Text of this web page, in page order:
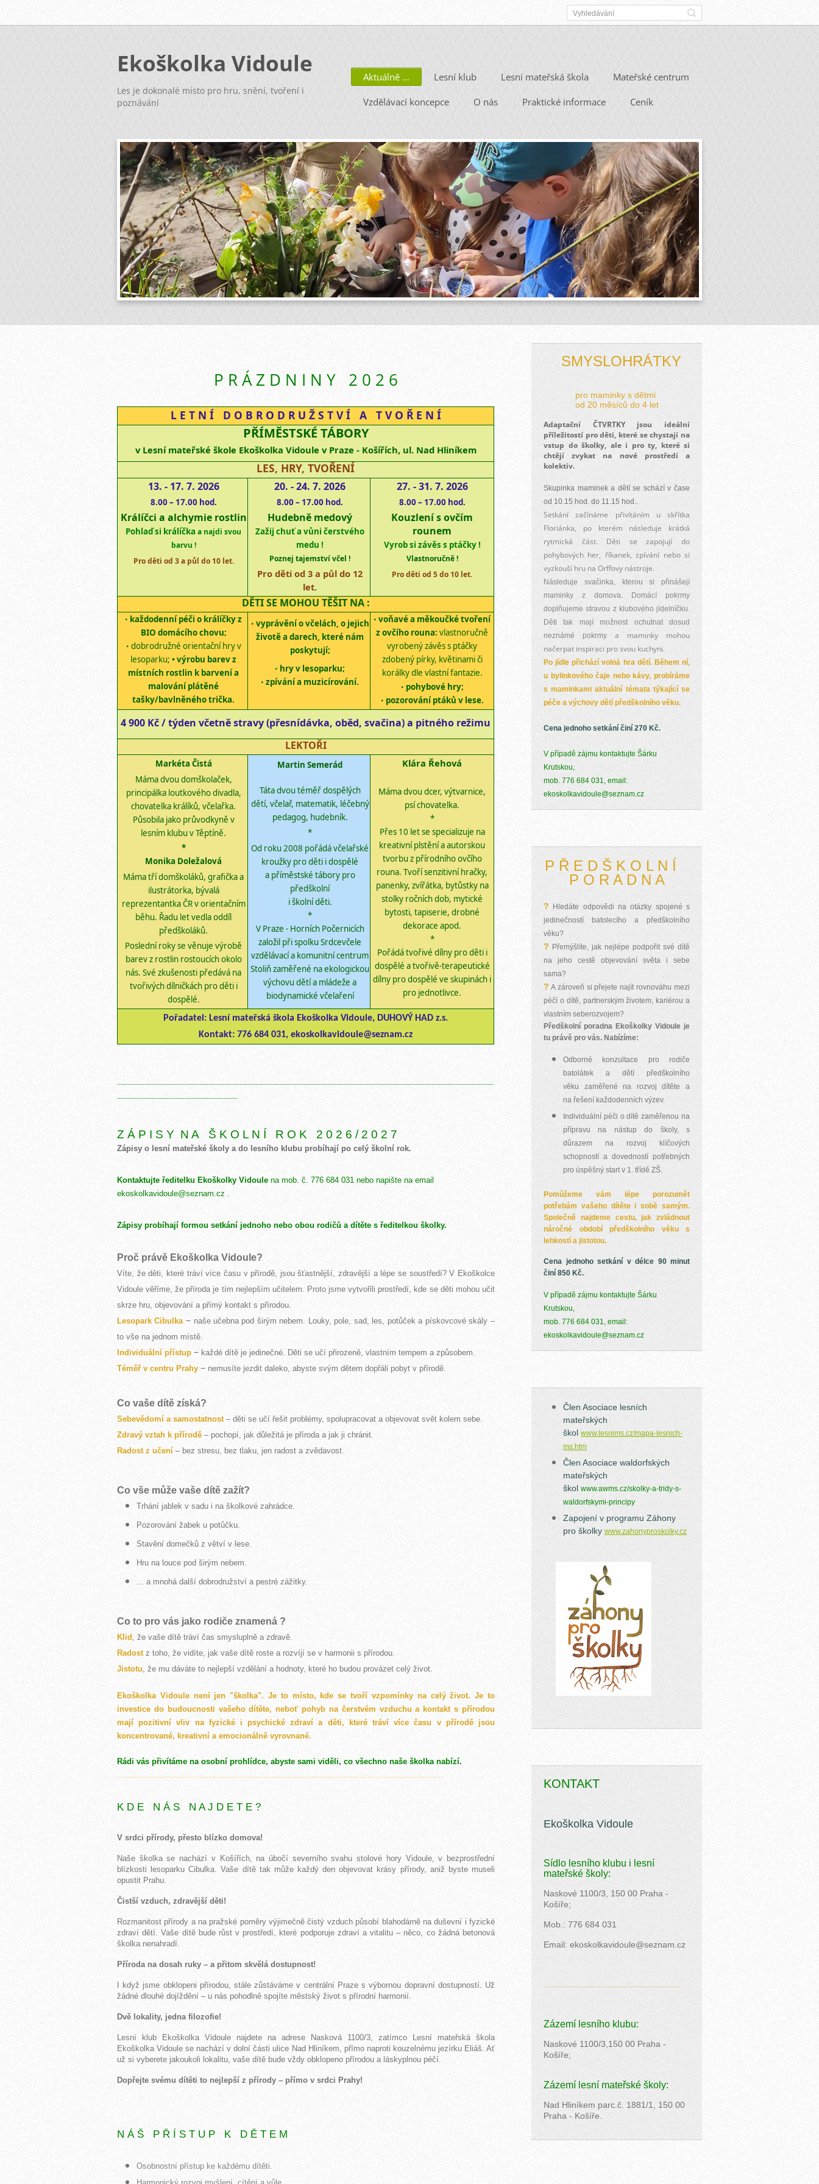
Ekoškolka Vidoule
Les je dokonalé místo pro hru, snění, tvoření i
poznávání
Aktuálně ... Lesní klub Lesní mateřská škola Mateřské centrum
Vzdělávací koncepce O nás Praktické informace Ceník
P R Á Z D N I N Y 2 0 2 6
L E T N Í D O B R O D R U Ž S T V Í A T V O Ř E N Í
PŘÍMĚSTSKÉ TÁBORY
v Lesní mateřské škole Ekoškolka Vidoule v Praze - Košířích, ul. Nad Hliníkem
LES, HRY, TVOŘENÍ
13. - 17. 7. 2026
8.00 – 17.00 hod.
Králíčci a alchymie rostlin
Pohlaď si králíčkaa najdi svou
barvu !
Pro děti od 3 a půl do 10 let.
20. - 24. 7. 2026
8.00 – 17.00 hod.
Hudebně medový
Zažij chuť a vůni čerstvého
medu !
Poznej tajemství včel !
Pro děti od 3 a půl do 12
let.
27. - 31. 7. 2026
8.00 – 17.00 hod.
Kouzlení s ovčím
rounem
Vyrob si závěs s ptáčky !
Vlastnoručně !
Pro děti od 5 do 10 let.
DĚTI SE MOHOU TĚŠIT NA :
• každodenní péči o králíčky z
BIO domácího chovu;
• dobrodružné orientační hryv
lesoparku;• výrobu barev z
místních rostlin k barvení a
malování plátěné
tašky/bavlněného trička.
• vyprávění o včelách, o jejich
životě a darech, které nám
poskytují;
• hry v lesoparku;
•zpívání a muzicírování.
• voňavé a měkoučké tvoření
z ovčího rouna: vlastnoručně
vyrobenýzávěss ptáčky
zdobenýpírky, květinami či
korálky dle vlastnífantazie.
• pohybové hry;
• pozorování ptáků v lese.
4900 Kč / týden včetně stravy(přesnídávka, oběd, svačina)a pitného režimu
LEKTOŘI
Markéta Čistá
Mámadvoudomškolaček,
principálka loutkového divadla,
chovatelka králíků, včelařka.
Působila jako průvodkyně v
lesním klubu v Těptíně.
*
Monika Doležalová
Máma tří domškoláků, grafička a
ilustrátorka, bývalá
reprezentantka ČR v orientačním
běhu. Řadu let vedla oddíl
předškoláků.
Poslední roky se věnuje výrobě
barev z rostlin rostoucích okolo
nás. Své zkušenosti předává na
tvořivých dílničkách pro děti i
dospělé.
Martin Semerád
Táta dvou téměř dospělých
dětí, včelař, matematik, léčebný
pedagog, hudebník.
*
Od roku 2008 pořádá včelařské
kroužky pro děti i dospělé
a příměstské tábory pro
předškolní
i školní děti.
*
VPraze - Horních Počernicích
založil při spolku Srdcevčele
vzdělávacía komunitnícentrum
Stoliň zaměřené na ekologickou
výchovu dětí a mládežea
biodynamické včelaření
Klára Řehová
Máma dvou dcer, výtvarnice,
psí chovatelka.
*
Přes 10 let se specializuje na
kreativní plstění a autorskou
tvorbuz přírodního ovčího
rouna. Tvoří senzitivní hračky,
panenky, zvířátka, bytůstky na
stolky ročních dob, mytické
bytosti, tapiserie, drobné
dekorace apod.
*
Pořádá tvořivé dílny pro děti i
dospělé a tvořivě-terapeutické
dílny pro dospělé ve skupinách i
pro jednotlivce.
Pořadatel: Lesní mateřská škola Ekoškolka Vidoule, DUHOVÝ HAD z.s.
Kontakt: 776 684 031, ekoskolkavidoule@seznam.cz
--------------------------------------------------------------------------------------------------------------------------------------------------------------------------------------------------------------
------------------------------------------------------------------
Z Á P I S Y N A Š K O L N Í R O K 2 0 2 6 / 2 0 2 7
Zápisy o lesní mateřské školy a do lesního klubu probíhají po celý školní rok.
Kontaktujte ředitelku Ekoškolky Vidoule na mob. č. 776 684 031 nebo napište na email
ekoskolkavidoule@seznam.cz .
Zápisy probíhají formou setkání jednoho nebo obou rodičů a dítěte s ředitelkou školky.
Proč právě Ekoškolka Vidoule?
Víte, že děti, které tráví více času v přírodě, jsou šťastnější, zdravější a lépe se soustředí? V Ekoškolce
Vidoule věříme, že příroda je tím nejlepším učitelem. Proto jsme vytvořili prostředí, kde se děti mohou učit
skrze hru, objevování a přímý kontakt s přírodou.
Lesopark Cibulka– naše učebna pod širým nebem. Louky, pole, sad, les, potůček a pískovcové skály –
to vše na jednom místě.
Individuální přístup – každé dítě je jedinečné. Děti se učí přirozeně, vlastním tempem a způsobem.
Téměř v centru Prahy – nemusíte jezdit daleko, abyste svým dětem dopřáli pobyt v přírodě.
Co vaše dítě získá?
Sebevědomí a samostatnost – děti se učí řešit problémy, spolupracovat a objevovat svět kolem sebe.
Zdravý vztah k přírodě – pochopí, jak důležitá je příroda a jak ji chránit.
Radost z učení – bez stresu, bez tlaku, jen radost a zvědavost.
Co vše může vaše dítě zažít?
Trhání jablek v sadu i na školkové zahrádce.
Pozorování žabek u potůčku.
Stavění domečků z větví v lese.
Hru na louce pod širým nebem.
... a mnohá další dobrodružství a pestré zážitky.
Co to pro vás jako rodiče znamená ?
Klid , že vaše dítě tráví čas smysluplně a zdravě.
Radost z toho, že vidíte, jak vaše dítě roste a rozvíjí se v harmonii s přírodou.
Jistotu , že mu dáváte to nejlepší vzdělání a hodnoty, které ho budou provázet celý život.
Ekoškolka Vidoule není jen "školka". Je to místo, kde se tvoří vzpomínky na celý život. Je to
investice do budoucnosti vašeho dítěte, neboť pohyb na čerstvém vzduchu a kontakt s přírodou
mají pozitivní vliv na fyzické i psychické zdraví a děti, které tráví více času v přírodě jsou
koncentrované, kreativní a emocionálně vyrovnané.
Rádi vás přivítáme na osobní prohlídce, abyste sami viděli, co všechno naše školka nabízí.
K D E N Á S N A J D E T E ?
V srdci přírody, přesto blízko domova!
Naše školka se nachází v Košířích, na úbočí severního svahu stolové hory Vidoule, v bezprostřední
blízkosti lesoparku Cibulka. Vaše dítě tak může každý den objevovat krásy přírody, aniž byste museli
opustit Prahu.
Čistší vzduch, zdravější děti!
Rozmanitost přírody a na pražské poměry výjimečně čistý vzduch působí blahodárně na duševní i fyzické
zdraví dětí. Vaše dítě bude růst v prostředí, které podporuje zdraví a vitalitu – něco, co žádná betonová
školka nenahradí.
Příroda na dosah ruky – a přitom skvělá dostupnost!
I když jsme obklopeni přírodou, stále zůstáváme v centrální Praze s výbornou dopravní dostupností. Už
žádné dlouhé dojíždění – u nás pohodlně spojíte městský život s přírodní harmonií.
Dvě lokality, jedna filozofie!
Lesní klub Ekoškolka Vidoule najdete na adrese Nasková 1100/3, zatímco Lesní mateřská škola
Ekoškolka Vidoule se nachází v dolní části ulice Nad Hliníkem, přímo naproti kouzelnému jezírku Eliáš. Ať
už si vyberete jakoukoli lokalitu, vaše dítě bude vždy obklopeno přírodou a láskyplnou péčí.
Dopřejte svému dítěti to nejlepší z přírody – přímo v srdci Prahy!
N Á Š P Ř Í S T U P K D Ě T E M
Osobnostní přístup ke každému dítěti.
SMYSLOHRÁTKY
pro maminky s dětmi
od 20 měsíců do 4 let
Adaptační ČTVRTKY jsou ideální
příležitostí pro děti, které se chystají na
vstup do školky, ale i pro ty, které si
chtějí zvykat na nové prostředí a
kolektiv.
Skupinka maminek a dětí se schází v čase
od 10.15 hod. do 11.15 hod..
Setkání začínáme přivítáním u skřítka
Floriánka, po kterém následuje krátká
rytmická část. Děti se zapojují do
pohybových her, říkanek, zpívání nebo si
vyzkouší hru na Orffovy nástroje.
Následuje svačinka, kterou si přinášejí
maminky z domova. Domácí pokrmy
doplňujeme stravou z klubového jídelníčku.
Děti tak mají možnost ochutnat dosud
neznámé pokrmya maminky mohou
načerpat inspiraci pro svou kuchyni.
Po jídle přichází volná hra dětí. Během ní,
u bylinkového čaje nebo kávy, probíráme
s maminkami aktuální témata týkající se
péče a výchovy dětí předškolního věku.
Cena jednoho setkání činí 270 Kč.
V případě zájmu kontaktujte Šárku
Krutskou,
mob. 776 684 031, email:
ekoskolkavidoule@seznam.cz
P Ř E D Š K O L N Í
P O R A D N A
? Hledáte odpovědi na otázky spojené s
jedinečností batolecího a předškolního
věku?
? Přemýšlíte, jak nejlépe podpořit své dítě
na jeho cestě objevování světa i sebe
sama?
? A zároveň si přejete najít rovnováhu mezi
péčí o dítě, partnerským životem, kariérou a
vlastním seberozvojem?
Předškolní poradna Ekoškolky Vidoule je
tu právě pro vás.Nabízíme:
Odborné konzultace pro rodiče
batolátek a dětí předškolního
věku zaměřené na rozvoj dítěte a
nařešení každodenních výzev.
Individuální péči o dítě zaměřenou na
přípravu na nástup do školy, s
důrazem na rozvoj klíčových
schopností a dovedností potřebných
pro úspěšný start v 1. třídě ZŠ.
Pomůžeme vám lépe porozumět
potřebám vašeho dítěte i sobě samým.
Společně najdeme cestu, jak zvládnout
náročné období předškolního věku s
lehkostí a jistotou.
Cena jednoho setkání v délce 90 minut
činí 850 Kč.
V případě zájmu kontaktujte Šárku
Krutskou,
mob. 776 684 031, email:
ekoskolkavidoule@seznam.cz
Člen Asociace lesních
mateřských
školwww.lesnims.cz/mapa-lesnich-
ms.htm
Člen Asociace waldorfských
mateřských
školwww.awms.cz/skolky-a-tridy-s-
waldorfskymi-principy
Zapojení v programu Záhony
pro školkywww.zahonyproskolky.cz
KONTAKT
Ekoškolka Vidoule
Sídlo lesního klubu i lesní
mateřské školy:
Naskové 1100/3, 150 00 Praha -
Košíře;
Mob.: 776 684 031
Email: ekoskolkavidoule@seznam.cz
Zázemí lesního klubu:
Naskové 1100/3,150 00 Praha -
Košíře;
Zázemí lesní mateřské školy:
Nad Hliníkem parc.č. 1881/1, 150 00
Praha - Košíře.